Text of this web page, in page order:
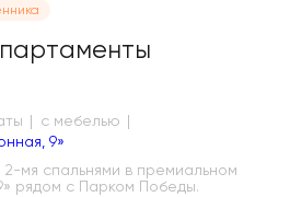
с мебелью
9»
мя спальнями в премиальном
рядом с Парком Победы.